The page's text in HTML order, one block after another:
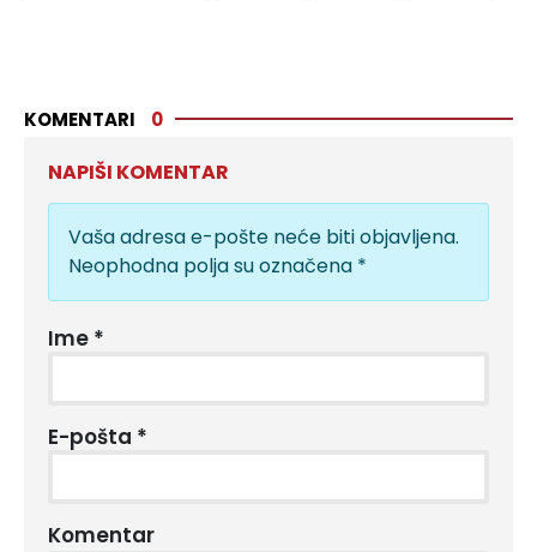
KOMENTARI 0
NAPIŠI KOMENTAR
Vaša adresa e-pošte neće biti objavljena.
Neophodna polja su označena *
Ime *
E-pošta *
Komentar